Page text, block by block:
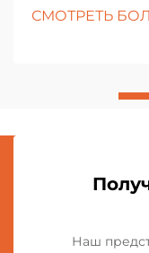
Родителям и
СМОТРЕТЬ
Наш